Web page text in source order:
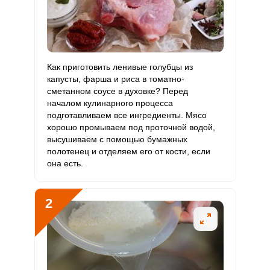
Витамин
В12
2.7 мкг 3 мкг 5.4 7.6
Витамин
С
78.9 мкг 90 мкг 5.2
Витамин
D
13.9 мкг 10 мкг
Витамин
E
Витамин
39.5 мкг
Витамин
37.7 мг 11.2
Как приготовить ленивые голубцы из
капусты, фарша и риса в томатно-
сметанном соусе в духовке? Перед
началом кулинарного процесса
подготавливаем все ингредиенты. Мясо
хорошо промываем под проточной водой,
высушиваем с помощью бумажных
полотенец и отделяем его от кости, если
она есть.
2